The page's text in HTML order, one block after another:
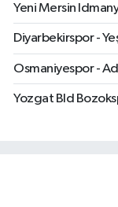
Yeni Mersin
Diyarbekirspor -
Osmaniyespor -
Yozgat Bld